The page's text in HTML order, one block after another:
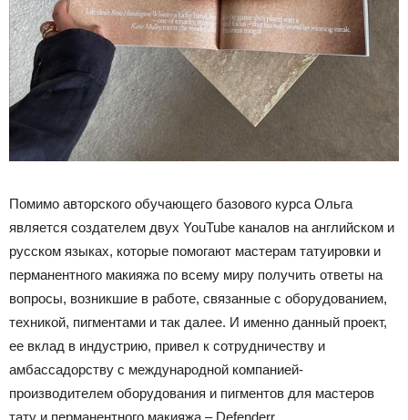
Помимо авторского обучающего базового курса Ольга
является создателем двух YouTube каналов на английском и
русском языках, которые помогают мастерам татуировки и
перманентного макияжа по всему миру получить ответы на
вопросы, возникшие в работе, связанные с оборудованием,
техникой, пигментами и так далее. И именно данный проект,
ее вклад в индустрию, привел к сотрудничеству и
амбассадорству с международной компанией-
производителем оборудования и пигментов для мастеров